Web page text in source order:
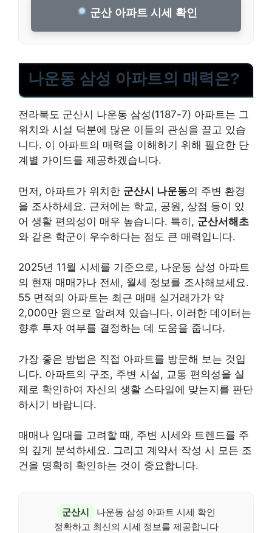
군산 아파트 시세 확인
나운동 삼성 아파트의 매력은?
전라북도 군산시 나운동 삼성(1187-7) 아파트는 그
위치와 시설 덕분에 많은 이들의 관심을 끌고 있습
니다. 이 아파트의 매력을 이해하기 위해 필요한 단
계별 가이드를 제공하겠습니다.
먼저, 아파트가 위치한 군산시 나운동의 주변 환경
을 조사하세요. 근처에는 학교, 공원, 상점 등이 있
어 생활 편의성이 매우 높습니다. 특히, 군산서해초
와 같은 학군이 우수하다는 점도 큰 매력입니다.
2025년 11월 시세를 기준으로, 나운동 삼성 아파트
의 현재 매매가나 전세, 월세 정보를 조사해보세요.
55 면적의 아파트는 최근 매매 실거래가가 약
2,000만 원으로 알려져 있습니다. 이러한 데이터는
향후 투자 여부를 결정하는 데 도움을 줍니다.
가장 좋은 방법은 직접 아파트를 방문해 보는 것입
니다. 아파트의 구조, 주변 시설, 교통 편의성을 실
제로 확인하여 자신의 생활 스타일에 맞는지를 판단
하시기 바랍니다.
매매나 임대를 고려할 때, 주변 시세와 트렌드를 주
의 깊게 분석하세요. 그리고 계약서 작성 시 모든 조
건을 명확히 확인하는 것이 중요합니다.
군산시
나운동 삼성 아파트 시세 확인
정확하고 최신의 시세 정보를 제공합니다